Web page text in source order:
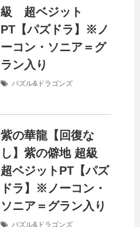
級 超ベジット
PT【パズドラ】※ノ
ーコン・ソニア＝グ
ラン入り
パズル&ドラゴンズ
紫の華龍【回復な
し】紫の僻地 超級
超ベジットPT【パズ
ドラ】※ノーコン・
ソニア＝グラン入り
パズル&ドラゴンズ